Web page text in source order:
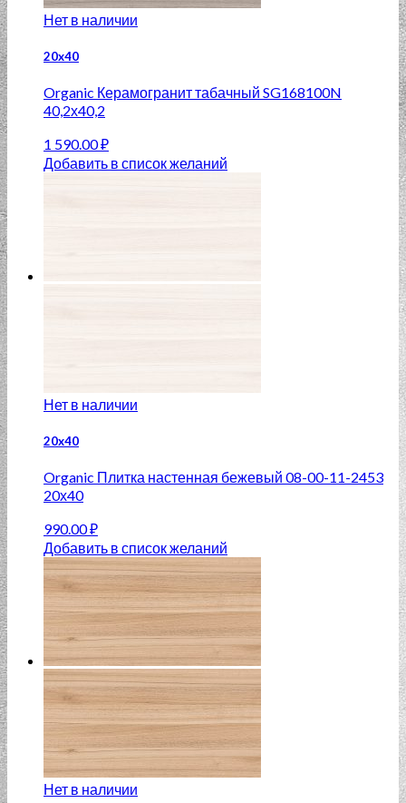
Нет в наличии
20x40
Organic Керамогранит табачный SG168100N
40,2х40,2
1 590.00₽
Добавить в список желаний
Нет в наличии
20x40
Organic Плитка настенная бежевый 08-00-11-2453
20х40
990.00₽
Добавить в список желаний
Нет в наличии